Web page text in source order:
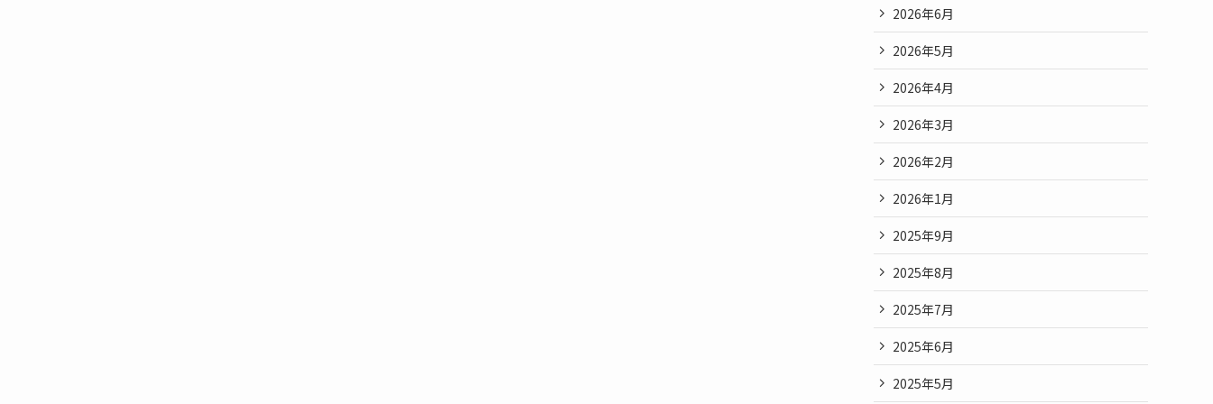
2026年6月
2026年5月
2026年4月
2026年3月
2026年2月
2026年1月
2025年9月
2025年8月
2025年7月
2025年6月
2025年5月